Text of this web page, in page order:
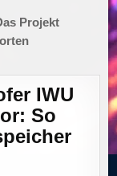
Projekt
IWU
So